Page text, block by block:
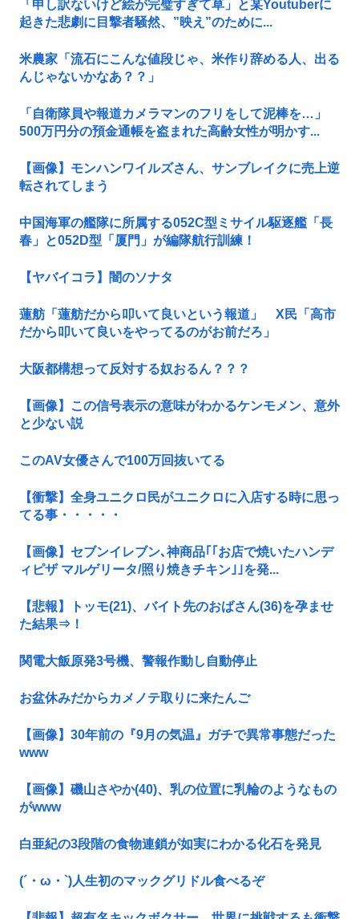
「申し訳ないけど絵が完璧すぎて草」と某Youtuberに
起きた悲劇に目撃者騒然、”映え”のために...
米農家「流石にこんな値段じゃ、米作り辞める人、出る
んじゃないかなあ？？」
「自衛隊員や報道カメラマンのフリをして泥棒を…」
500万円分の預金通帳を盗まれた高齢女性が明かす...
【画像】モンハンワイルズさん、サンブレイクに売上逆
転されてしまう
中国海軍の艦隊に所属する052C型ミサイル駆逐艦「長
春」と052D型「厦門」が編隊航行訓練！
【ヤバイコラ】闇のソナタ
蓮舫「蓮舫だから叩いて良いという報道」 X民「高市
だから叩いて良いをやってるのがお前だろ」
大阪都構想って反対する奴おるん？？？
【画像】この信号表示の意味がわかるケンモメン、意外
と少ない説
このAV女優さんで100万回抜いてる
【衝撃】全身ユニクロ民がユニクロに入店する時に思っ
てる事・・・・・
【画像】セブンイレブン､神商品｢｢お店で焼いたハンデ
ィピザ マルゲリータ/照り焼きチキン｣｣を発...
【悲報】トッモ(21)、バイト先のおばさん(36)を孕ませ
た結果⇒！
関電大飯原発3号機、警報作動し自動停止
お盆休みだからカメノテ取りに来たんご
【画像】30年前の『9月の気温』ガチで異常事態だった
www
【画像】磯山さやか(40)、乳の位置に乳輪のようなもの
がwww
白亜紀の3段階の食物連鎖が如実にわかる化石を発見
(´・ω・`)人生初のマックグリドル食べるぞ